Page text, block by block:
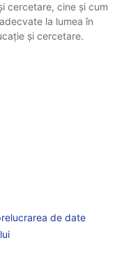
cercetare, cine și cum
la lumea în
și cercetare.
de date